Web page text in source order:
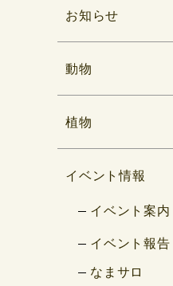
お知らせ
動物
植物
イベント情報
イベント案内
イベント報告
なまサロ